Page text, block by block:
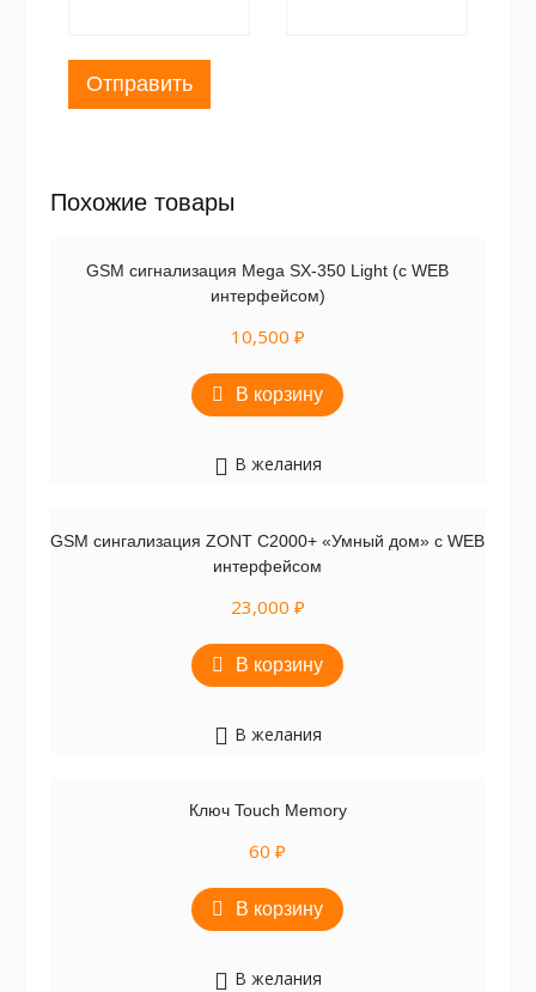
Похожие товары
GSM сигнализация Mega SX-350 Light (c WEB
интерфейсом)
10,500 ₽
В корзину
В желания
GSM сингализация ZONT C2000+ «Умный дом» с WEB
интерфейсом
23,000 ₽
В корзину
В желания
Ключ Touch Memory
60₽
В корзину
В желания